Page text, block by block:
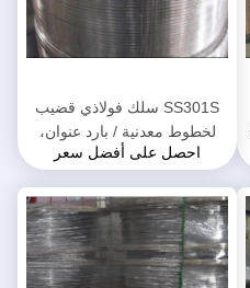
SS301S سلك فولاذي قضيب
لخطوط معدنية / بارد عنوان،
متحمل معدن سلك قضيب
احصل على أفضل سعر